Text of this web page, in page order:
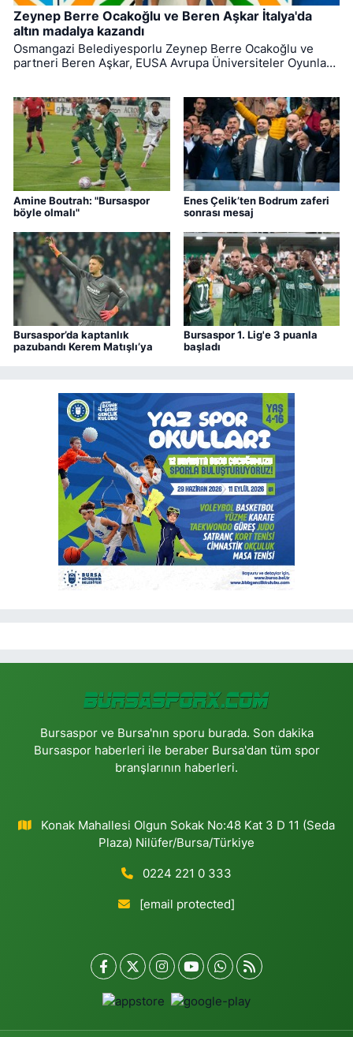
Zeynep Berre Ocakoğlu ve Beren Aşkar İtalya'da
altın madalya kazandı
Osmangazi Belediyesporlu Zeynep Berre Ocakoğlu ve
partneri Beren Aşkar, EUSA Avrupa Üniversiteler Oyunları
Amine Boutrah: "Bursaspor
böyle olmalı"
Enes Çelik’ten Bodrum zaferi
sonrası mesaj
Bursaspor’da kaptanlık
pazubandı Kerem Matışlı’ya
Bursaspor 1. Lig'e 3 puanla
başladı
Bursaspor ve Bursa'nın sporu burada. Son dakika
Bursaspor haberleri ile beraber Bursa'dan tüm spor
branşlarının haberleri.
Konak Mahallesi Olgun Sokak No:48 Kat 3 D 11 (Seda
Plaza) Nilüfer/Bursa/Türkiye
0224 221 0 333
[email protected]